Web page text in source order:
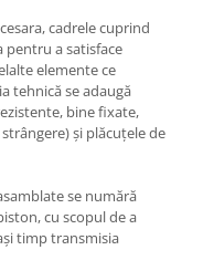
cadrele cuprind
pentru a satisface
elemente ce
tehnică se adaugă
bine fixate,
și plăcuțele de
se numără
cu scopul de a
timp transmisia